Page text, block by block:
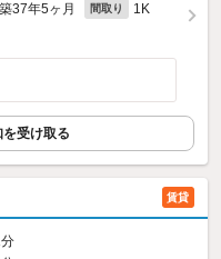
築37年5ヶ月 間取り 1K
受け取る
賃貸